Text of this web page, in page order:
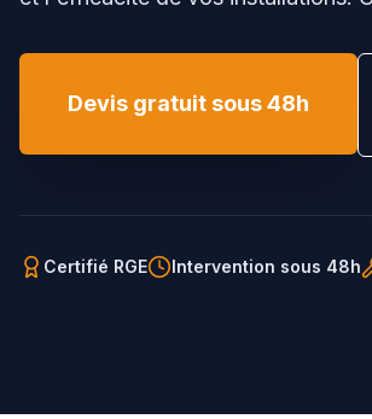
Devis gratuit sous 48h
Certifié RGE Intervention sous 48h